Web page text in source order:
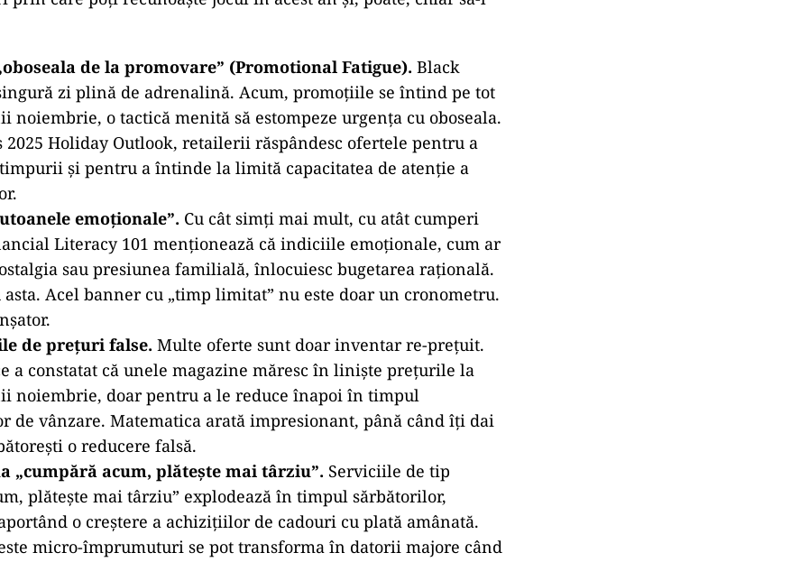
ad
mulți realizează că retailerii nu vând produse; ei vând
a cheltui. Dar tu chiar cumperi?
prin care poți recunoaște jocul în acest an și, poate, chiar să-l
de la promovare” (Promotional Fatigue).Black
zi plină de adrenalină. Acum, promoțiile se întind pe tot
noiembrie, o tactică menită să estompeze urgența cu oboseala.
2025 Holiday Outlook, retailerii răspândesc ofertele pentru a
și pentru a întinde la limită capacitatea de atenție a
emoționale”.Cu cât simți mai mult, cu atât cumperi
Literacy 101 menționează că indiciile emoționale, cum ar